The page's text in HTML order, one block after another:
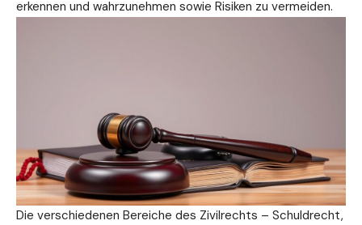
erkennen und wahrzunehmen sowie Risiken zu vermeiden.
Die verschiedenen Bereiche des Zivilrechts – Schuldrecht,